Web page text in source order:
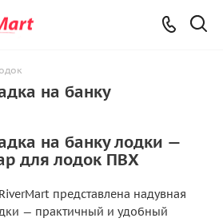
на банку
на банку лодки —
для лодок ПВХ
представлена надувная
— практичный и удобный